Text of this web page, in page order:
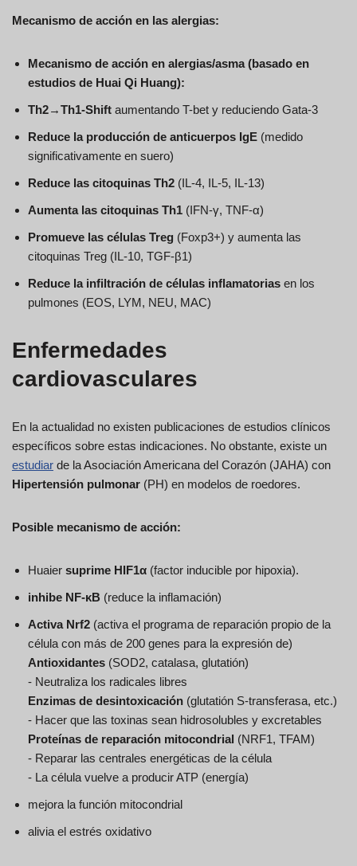
Mecanismo de acción en las alergias:
Mecanismo de acción en alergias/asma (basado en
estudios de Huai Qi Huang):
Th2→Th1-Shift aumentando T-bet y reduciendo Gata-3
Reduce la producción de anticuerpos IgE (medido
significativamente en suero)
Reduce las citoquinas Th2 (IL-4, IL-5, IL-13)
Aumenta las citoquinas Th1 (IFN-γ, TNF-α)
Promueve las células Treg (Foxp3+) y aumenta las
citoquinas Treg (IL-10, TGF-β1)
Reduce la infiltración de células inflamatorias en los
pulmones (EOS, LYM, NEU, MAC)
Enfermedades
cardiovasculares
En la actualidad no existen publicaciones de estudios clínicos
específicos sobre estas indicaciones. No obstante, existe un
estudiar de la Asociación Americana del Corazón (JAHA) con
Hipertensión pulmonar (PH) en modelos de roedores.
Posible mecanismo de acción:
Huaier suprime HIF1α (factor inducible por hipoxia).
inhibe NF-κB (reduce la inflamación)
Activa Nrf2 (activa el programa de reparación propio de la
célula con más de 200 genes para la expresión de)
Antioxidantes (SOD2, catalasa, glutatión)
- Neutraliza los radicales libres
Enzimas de desintoxicación (glutatión S-transferasa, etc.)
- Hacer que las toxinas sean hidrosolubles y excretables
Proteínas de reparación mitocondrial (NRF1, TFAM)
- Reparar las centrales energéticas de la célula
- La célula vuelve a producir ATP (energía)
mejora la función mitocondrial
alivia el estrés oxidativo